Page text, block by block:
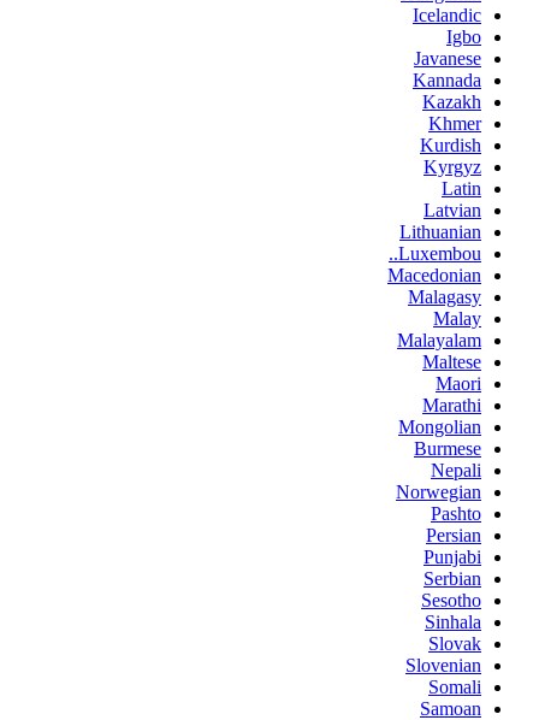
Icelandic
Igbo
Javanese
Kannada
Kazakh
Khmer
Kurdish
Kyrgyz
Latin
Latvian
Lithuanian
Luxembou..
Macedonian
Malagasy
Malay
Malayalam
Maltese
Maori
Marathi
Mongolian
Burmese
Nepali
Norwegian
Pashto
Persian
Punjabi
Serbian
Sesotho
Sinhala
Slovak
Slovenian
Somali
Samoan